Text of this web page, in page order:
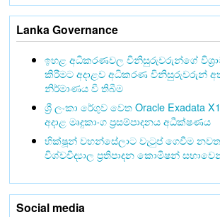
Lanka Governance
ඉහළ අධිකරණවල විනිසුරුවරුන්ගේ
කිරීමට අදාළව අධිකරණ විනිසුරුවරුන්
නිර්මාණය වී තිබීම
ශ්‍රී ලංකා රේගුව වෙත Oracle Exadata
අදාළ මෘදුකාංග ප්‍රසම්පාදනය අධීක්ෂණය
භික්ෂූන් වහන්සේලාට වැටුප් ගෙවීම
විශ්වවිද්‍යාල ප්‍රතිපාදන කොමිෂන්
Social media